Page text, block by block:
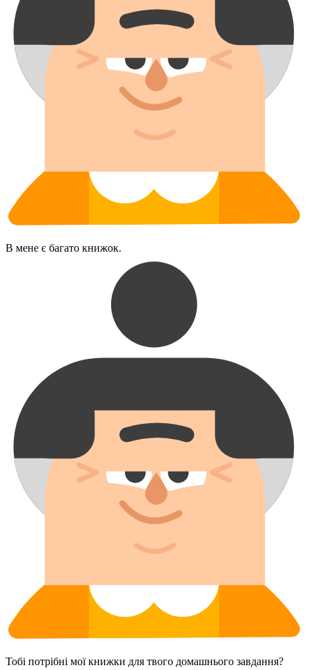
В мене є багато книжок.
Тобі потрібні мої книжки для твого домашнього завдання?